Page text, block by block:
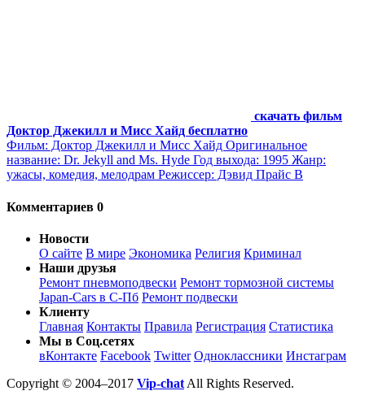
скачать фильм
Доктор Джекилл и Мисс Хайд бесплатно
Фильм: Доктор Джекилл и Мисс Хайд Оригинальное
название: Dr. Jekyll and Ms. Hyde Год выхода: 1995 Жанр:
ужасы, комедия, мелодрам Режиссер: Дэвид Прайс В
Комментариев 0
Новости
О сайте В мире Экономика Религия Криминал
Наши друзья
Ремонт пневмоподвески Ремонт тормозной системы
Japan-Cars в С-Пб Ремонт подвески
Клиенту
Главная Контакты Правила Регистрация Статистика
Мы в Соц.сетях
вКонтакте Facebook Twitter Одноклассники Инстаграм
Copyright © 2004–2017 Vip-chat All Rights Reserved.